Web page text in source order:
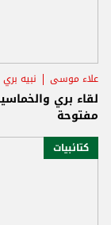
علاء موسى نبيه بري
لقاء بري
مفتوحة
كتائبيات